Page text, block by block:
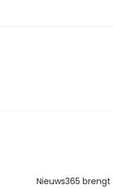
Nieuws365